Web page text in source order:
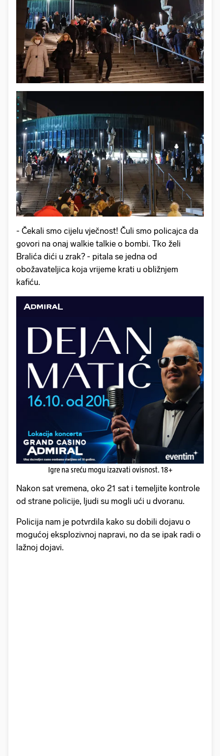
- Čekali smo cijelu vječnost! Čuli smo policajca da
govori na onaj walkie talkie o bombi. Tko želi
Bralića dići u zrak? - pitala se jedna od
obožavateljica koja vrijeme krati u obližnjem
kafiću.
Igre na sreću mogu izazvati ovisnost. 18+
Nakon sat vremena, oko 21 sat i temeljite kontrole
od strane policije, ljudi su mogli ući u dvoranu.
Policija nam je potvrdila kako su dobili dojavu o
mogućoj eksplozivnoj napravi, no da se ipak radi o
lažnoj dojavi.